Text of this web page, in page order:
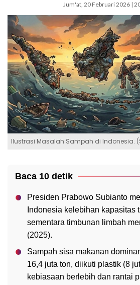
Jum'at, 20 Februari 2026 |
Ilustrasi Masalah Sampah di Indonesia.
Baca 10 detik
Presiden Prabowo Subianto
Indonesia kelebihan kapasitas
sementara timbunan limbah
(2025).
Sampah sisa makanan
16,4 juta ton, diikuti plastik (8
kebiasaan berlebih dan rantai